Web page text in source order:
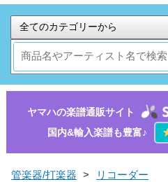
ヤマハの楽譜通販サイト
国内&輸入楽譜も豊富♪
管楽器/打楽器 > リコーダー